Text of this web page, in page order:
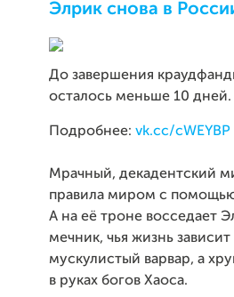
Элрик снова в
До завершения
осталось меньше 10 дней.
Подробнее: vk.cc/cWEYBP
Мрачный, декадентский
правила миром с помощью
А на её троне восседает
мечник, чья жизнь
мускулистый варвар, а
в руках богов Хаоса.